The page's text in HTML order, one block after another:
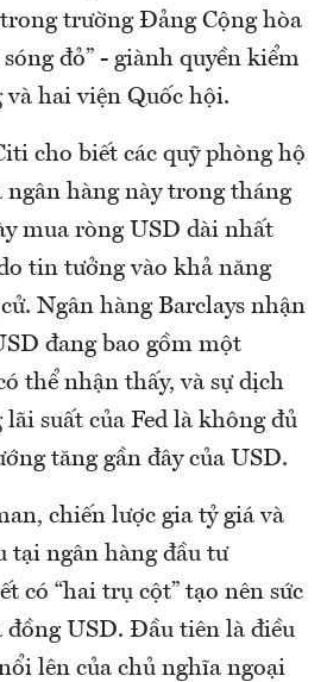
trường Đảng Cộng hòa
đỏ” - giành quyền kiểm
và hai viện Quốc hội.
cho biết các quỹ phòng hộ
ngân hàng này trong tháng
mua ròng USD dài nhất
tin tưởng vào khả năng
Ngân hàng Barclays nhận
đang bao gồm một
thể nhận thấy, và sự dịch
lãi suất của Fed là không đủ
tăng gần đây của USD.
chiến lược gia tỷ giá và
tại ngân hàng đầu tư
có “hai trụ cột” tạo nên sức
đồng USD. Đầu tiên là điều
lên của chủ nghĩa ngoại